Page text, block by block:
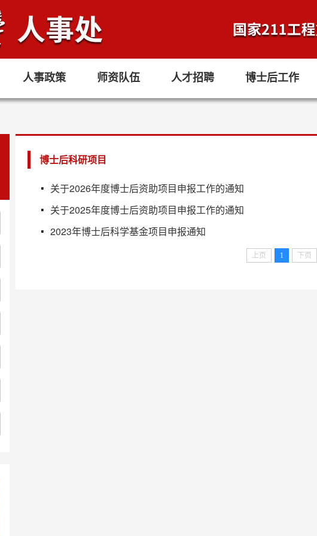
人事政策 师资队伍 人才招聘 博士后工作
博士后科研项目
关于2026年度博士后资助项目申报工作的通知
关于2025年度博士后资助项目申报工作的通知
2023年博士后科学基金项目申报通知
上页 1 下页